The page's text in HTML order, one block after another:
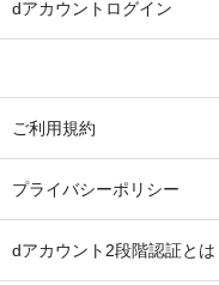
dアカウントログイン
ご利用規約
プライバシーポリシー
dアカウント2段階認証とは